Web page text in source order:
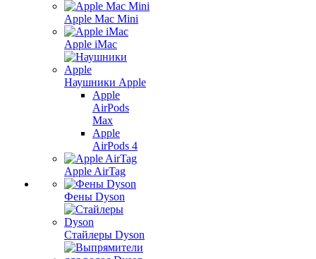
Apple Mac Mini
Apple iMac
Наушники Apple
Apple
AirPods
Max
Apple
AirPods 4
Apple AirTag
Фены Dyson
Стайлеры Dyson